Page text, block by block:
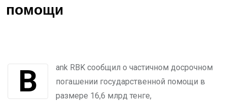
помощи
Bank RBK сообщил о частичном досрочном
погашении государственной помощи в
размере 16,6 млрд тенге,